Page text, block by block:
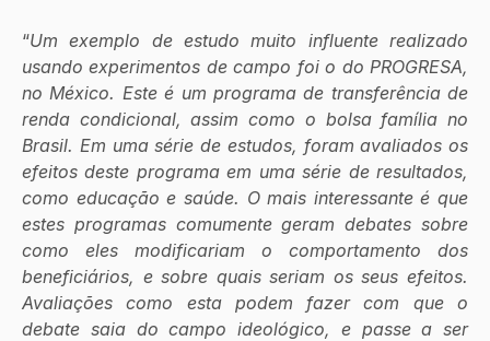
“Um exemplo de estudo muito influente realizado
usando experimentos de campo foi o do PROGRESA,
no México. Este é um programa de transferência de
renda condicional, assim como o bolsa família no
Brasil. Em uma série de estudos, foram avaliados os
efeitos deste programa em uma série de resultados,
como educação e saúde. O mais interessante é que
estes programas comumente geram debates sobre
como eles modificariam o comportamento dos
beneficiários, e sobre quais seriam os seus efeitos.
Avaliações como esta podem fazer com que o
debate saia do campo ideológico, e passe a ser